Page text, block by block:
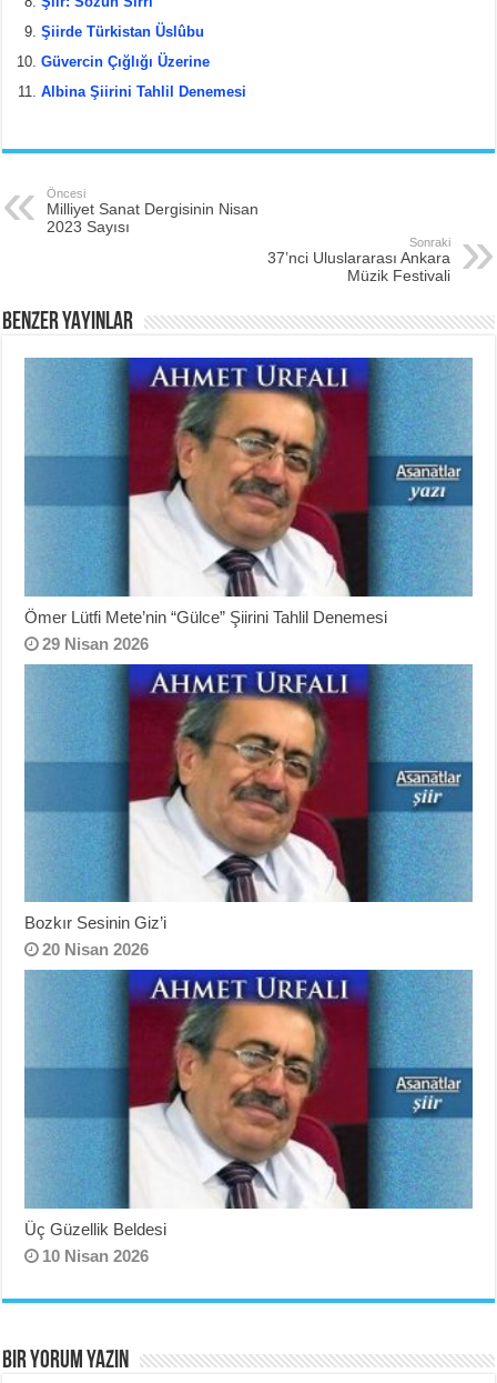
Şiirde Türkistan Üslûbu
Güvercin Çığlığı Üzerine
Albina Şiirini Tahlil Denemesi
Öncesi
Milliyet Sanat Dergisinin Nisan
2023 Sayısı
Sonraki
37’nci Uluslararası Ankara
Müzik Festivali
BENZER YAYINLAR
Ömer Lütfi Mete’nin “Gülce” Şiirini Tahlil Denemesi
29 Nisan 2026
Bozkır Sesinin Giz’i
20 Nisan 2026
Üç Güzellik Beldesi
10 Nisan 2026
BIR YORUM YAZIN